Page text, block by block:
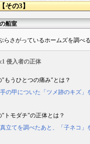
その3】
船室
らさがっているホームズを調べ
侵入者の正体
"もうひとつの痛み"とは？
の甲についた「ツメ跡のキズ」
"トモダチ"の正体とは？
立てを調べたあと、「子ネコ」